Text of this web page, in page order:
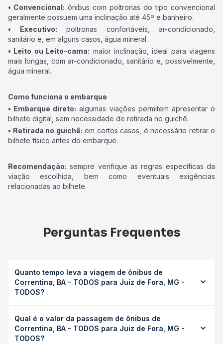
• Convencional: ônibus com poltronas do tipo convencional
geralmente possuem uma inclinação até 45º e banheiro.
• Executivo: poltronas confortáveis, ar-condicionado,
sanitário e, em alguns casos, água mineral.
• Leito ou Leito-cama: maior inclinação, ideal para viagens
mais longas, com ar-condicionado, sanitário e, possivelmente,
água mineral.
Como funciona o embarque
• Embarque direto: algumas viações permitem apresentar o
bilhete digital, sem necessidade de retirada no guichê.
• Retirada no guichê: em certos casos, é necessário retirar o
bilhete físico antes do embarque.
Recomendação: sempre verifique as regras específicas da
viação escolhida, bem como eventuais exigências
relacionadas ao bilhete.
Perguntas Frequentes
Quanto tempo leva a viagem de ônibus de
Correntina, BA - TODOS para Juiz de Fora, MG -
TODOS?
de Fora, MG - TODOS leva em média 32h 40min, podendo
variar conforme a viação, o tipo de serviço (convencional,
executivo ou leito) e as condições de tráfego. Na Quero
Qual é o valor da passagem de ônibus de
Correntina, BA - TODOS para Juiz de Fora, MG -
TODOS?